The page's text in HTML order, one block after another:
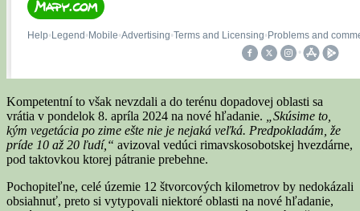
Kompetentní to však nevzdali a do terénu dopadovej oblasti sa
vrátia v pondelok 8. apríla 2024 na nové hľadanie.
„Skúsime to,
kým vegetácia po zime ešte nie je nejaká veľká. Predpokladám, že
príde 10 až 20 ľudí,“ avizoval vedúci rimavskosobotskej hvezdárne,
pod taktovkou ktorej pátranie prebehne.
Pochopiteľne, celé územie 12 štvorcových kilometrov by nedokázali
obsiahnuť, preto si vytypovali niektoré oblasti na nové hľadanie,